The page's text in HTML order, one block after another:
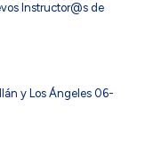
Instructor@s de
y Los Ángeles 06-